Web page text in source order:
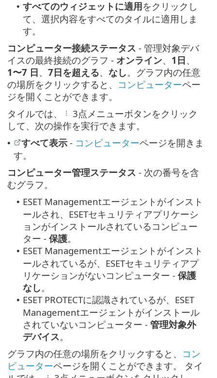
• すべてのウィジェットに適用をクリックし
て、選択内容をすべてのタイルに適用しま
す。
コンピューター接続ステータス - 管理対象デバ
イスの最終接続のグラフ - オンライン、 1日、
1〜7 日、 7日を超える、 なし。グラフ内の任意
の場所をクリックすると、
コンピューターペー
ジを開くことができます。
タイルでは、
3点メニューボタンをクリック
して、次の操作を実行できます。
• すべて表示 - コンピューターページを開きま
す。
コンピューター管理ステータス - 次の番号を含
むグラフ。
• ESET Managementエージェントがインスト
ールされ、ESETセキュリティアプリケーシ
ョンがインストールされているコンピュー
ター - 保護。
• ESET Managementエージェントがインスト
ールされているが、ESETセキュリティアプ
リケーションがないコンピューター - 保護
なし。
• ESET PROTECTに認識されているが、ESET
Managementエージェントがインストール
されていないコンピューター - 管理対象外
デバイス。
グラフ内の任意の場所をクリックすると、
コン
ピューターページを開くことができます。 タイ